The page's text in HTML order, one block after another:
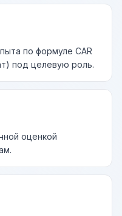
по формуле CAR
под целевую роль.
оценкой